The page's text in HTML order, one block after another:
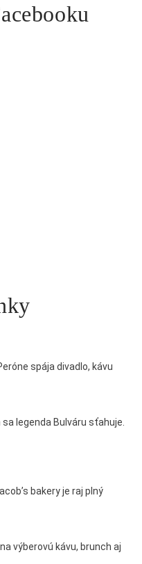
spája divadlo, kávu
legenda Bulváru sťahuje.
bakery je raj plný
výberovú kávu, brunch aj